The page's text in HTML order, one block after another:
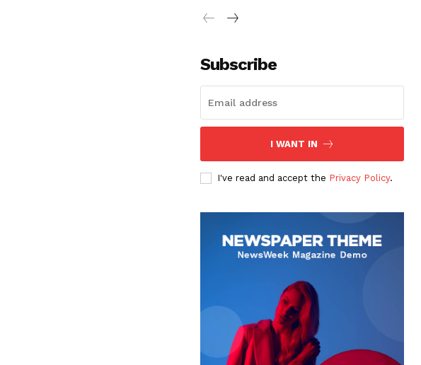
Subscribe
I WANT IN
I've read and accept the Privacy Policy.